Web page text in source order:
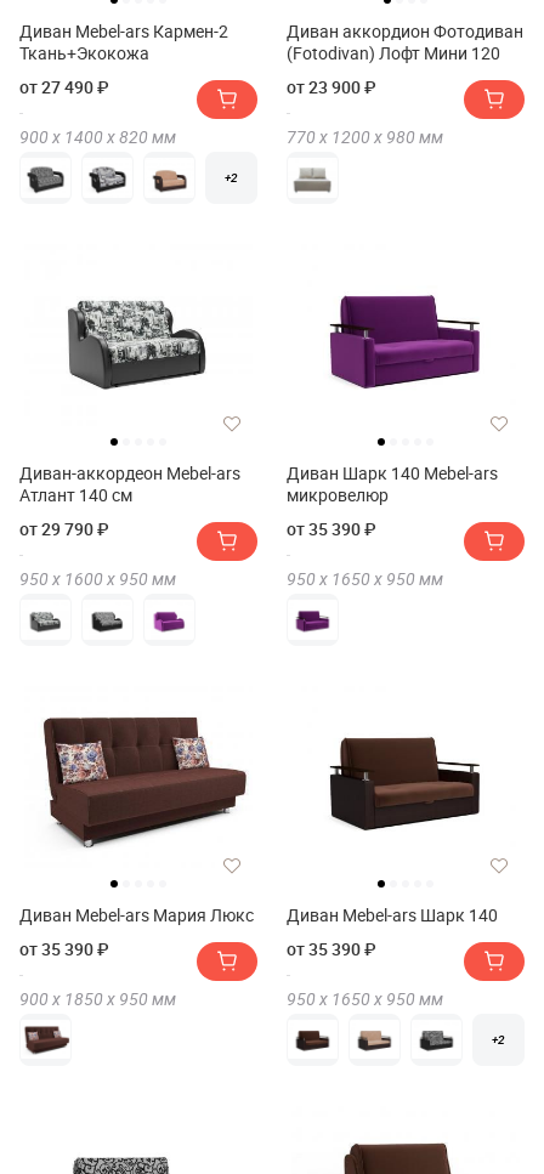
Диван Mebel-ars Кармен-2
Ткань+Экокожа
от 27 490 ₽
900 х 1400 х820 мм
+2
Диван аккордион Фотодиван
(Fotodivan) Лофт Мини 120
от 23 900 ₽
770 х 1200 х 980 мм
Диван-аккордеон Mebel-ars
Атлант 140 см
от 29 790 ₽
950 х 1600 х 950 мм
Диван Шарк 140 Mebel-ars
микровелюр
от 35 390 ₽
950 х 1650 х 950 мм
Диван Mebel-ars Мария Люкс
от 35 390 ₽
900 х 1850 х 950 мм
Диван Mebel-ars Шарк 140
от 35 390 ₽
950 х 1650 х 950 мм
+2